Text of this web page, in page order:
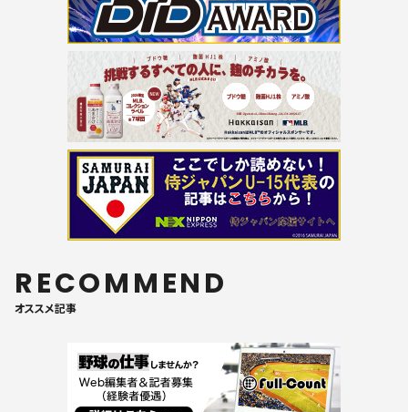
RECOMMEND
オススメ記事